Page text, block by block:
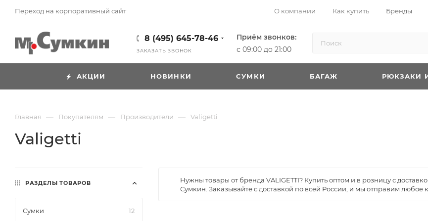
Переход на корпоративный сайт О компании Как купить Бренды
8 (495) 645-78-46
ЗАКАЗАТЬ ЗВОНОК
Приём звонков:
с 09:00 до 21:00
АКЦИИ НОВИНКИ CУМКИ БАГАЖ РЮКЗАКИ
Главная — Покупателям — Производители — Valigetti
Valigetti
Нужны товары от бренда VALIGETTI? Купить оптом и в розницу с
Сумкин. Заказывайте с доставкой по всей России, и мы отправим любое
РАЗДЕЛЫ ТОВАРОВ
Cумки 12